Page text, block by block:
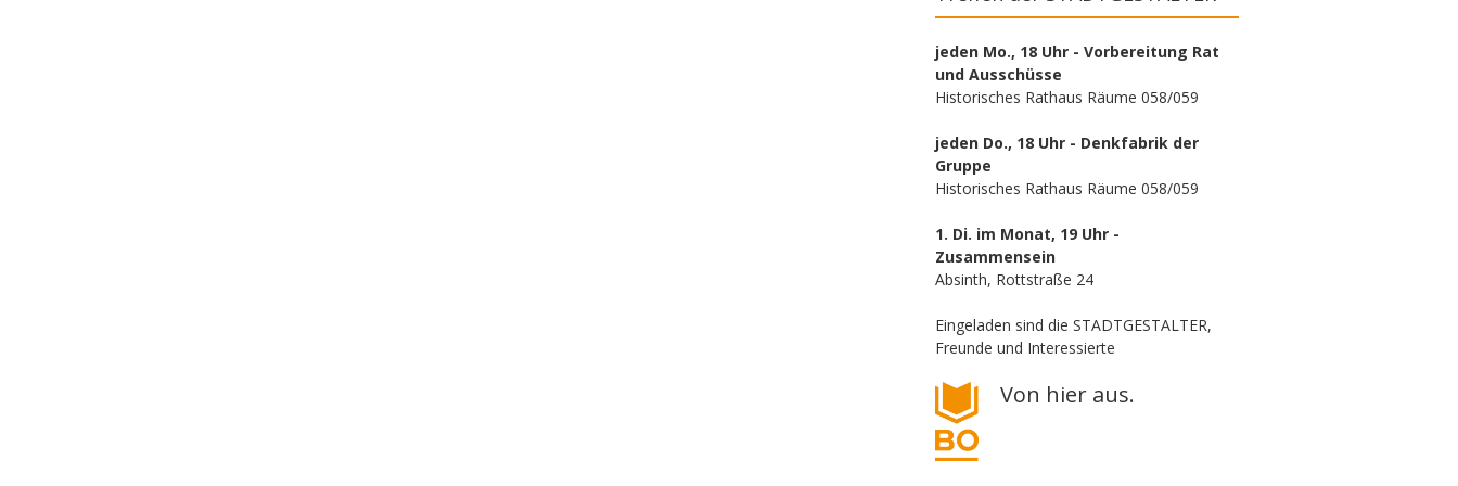
jeden Mo., 18 Uhr - Vorbereitung Rat
und Ausschüsse
Historisches Rathaus Räume 058/059
jeden Do., 18 Uhr - Denkfabrik der
Gruppe
Historisches Rathaus Räume 058/059
1. Di. im Monat, 19 Uhr -
Zusammensein
Absinth, Rottstraße 24
Eingeladen sind die STADTGESTALTER,
Freunde und Interessierte
Von hier aus.